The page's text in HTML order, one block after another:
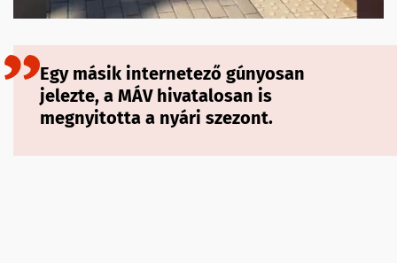
Egy másik internetező gúnyosan
jelezte, a MÁV hivatalosan is
megnyitotta a nyári szezont.